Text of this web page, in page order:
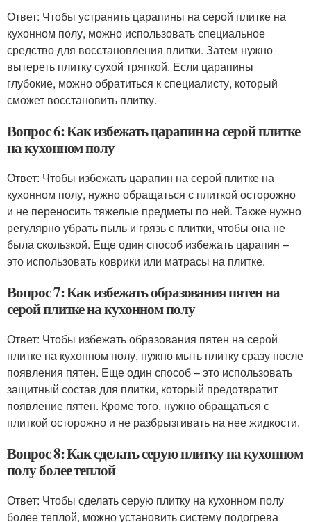
Ответ: Чтобы устранить царапины на серой плитке на
кухонном полу, можно использовать специальное
средство для восстановления плитки. Затем нужно
вытереть плитку сухой тряпкой. Если царапины
глубокие, можно обратиться к специалисту, который
сможет восстановить плитку.
Вопрос 6: Как избежать царапин на серой плитке
на кухонном полу
Ответ: Чтобы избежать царапин на серой плитке на
кухонном полу, нужно обращаться с плиткой осторожно
и не переносить тяжелые предметы по ней. Также нужно
регулярно убрать пыль и грязь с плитки, чтобы она не
была скользкой. Еще один способ избежать царапин –
это использовать коврики или матрасы на плитке.
Вопрос 7: Как избежать образования пятен на
серой плитке на кухонном полу
Ответ: Чтобы избежать образования пятен на серой
плитке на кухонном полу, нужно мыть плитку сразу после
появления пятен. Еще один способ – это использовать
защитный состав для плитки, который предотвратит
появление пятен. Кроме того, нужно обращаться с
плиткой осторожно и не разбрызгивать на нее жидкости.
Вопрос 8: Как сделать серую плитку на кухонном
полу более теплой
Ответ: Чтобы сделать серую плитку на кухонном полу
более теплой, можно установить систему подогрева